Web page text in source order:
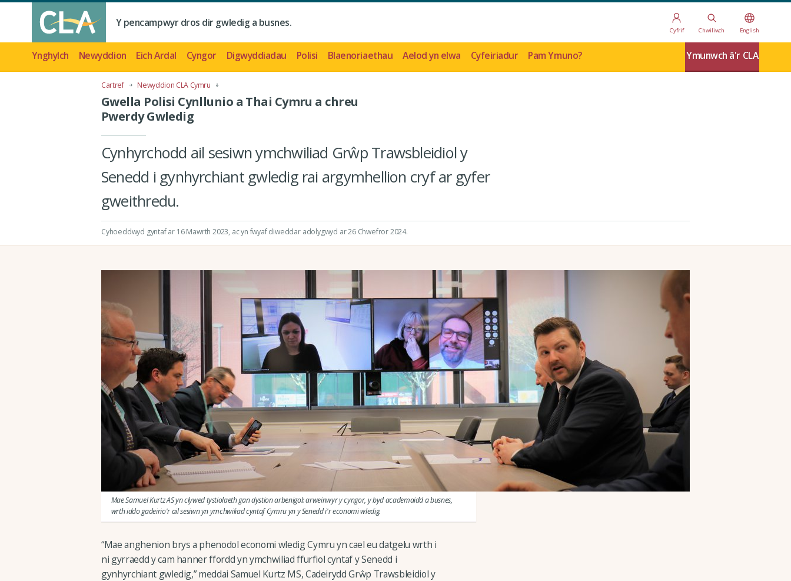
Y pencampwyr dros dir gwledig a busnes.
Cyfrif Chwiliwch English
Ynghylch Newyddion Eich Ardal Cyngor Digwyddiadau Polisi Blaenoriaethau Aelod yn elwa Cyfeiriadur Pam Ymuno? Ymunwch â'r CLA
Cartref Newyddion CLA Cymru
Gwella Polisi Cynllunio a Thai Cymru a chreu
Pwerdy Gwledig
Cynhyrchodd ail sesiwn ymchwiliad Grŵp Trawsbleidiol y
Senedd i gynhyrchiant gwledig rai argymhellion cryf ar gyfer
gweithredu.
Cyhoeddwyd gyntaf ar 16 Mawrth 2023, ac yn fwyaf diweddar adolygwyd ar 26 Chwefror 2024.
Mae Samuel Kurtz AS yn clywed tystiolaeth gan dystion arbenigol: arweinwyr y cyngor, y byd academaidd a busnes,
wrth iddo gadeirio'r ail sesiwn yn ymchwiliad cyntaf Cymru yn y Senedd i'r economi wledig.
“Mae anghenion brys a phenodol economi wledig Cymru yn cael eu datgelu wrth i
ni gyrraedd y cam hanner ffordd yn ymchwiliad ffurfiol cyntaf y Senedd i
gynhyrchiant gwledig,” meddai Samuel Kurtz MS, Cadeirydd Grŵp Trawsbleidiol y